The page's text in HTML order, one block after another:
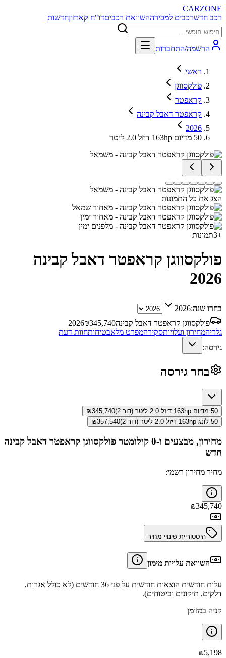
CARZONE
רכב חדשרכבים למכירההשוואת רכביםדו"ח קארזוןחדשות
הרשמה/התחברות
ראשי
פולקסווגן
קראפטר
קראפטר דאבל קבינה
2026
50 מדיום 163hp דיזל 2.0 ליטר
הצג את כל התמונות
+
3תמונות
פולקסווגן קראפטר דאבל קבינה
2026
בחרו שנה:2026
פולקסווגן קראפטר דאבל קבינה
2026₪345,740
גלריהמחירון ועלויותסקירהמפרט מלאבטיחותחוות דעת
גירסה:
בחר גירסה
50 מדיום 163hp דיזל 2.0 ליטר (דור 2) ₪345,740
50 לונג 163hp דיזל 2.0 ליטר (דור 2)
₪357,540
מחירון, מבצעים ו-0 קילומטר
פולקסווגן קראפטר דאבל קבינה
חדש
מחיר מחירון רשמי:
₪345,740
היסטוריית שינויי מחיר
השוואת עלויות מימון
עלות חודשית הוצאות חודשית על פני 36 חודשים (לא כולל אגרות,
דלקים, תיקונים וביטוחים).
קניה במזומן
₪5,198